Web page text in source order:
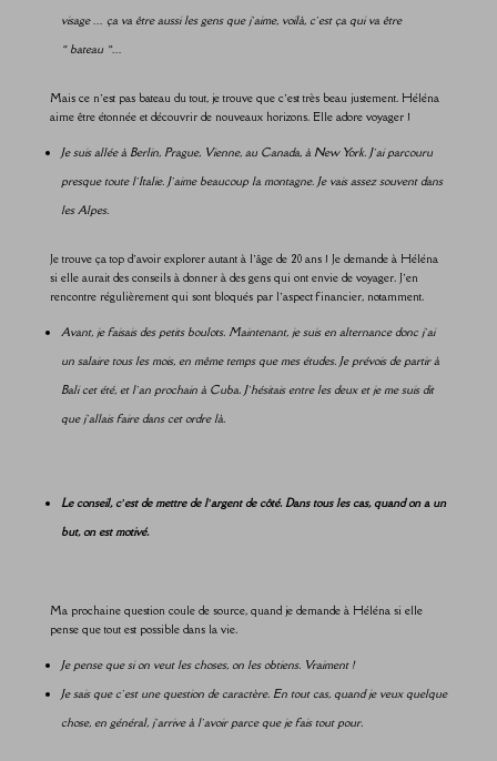
visage … ça va être aussi les gens que j’aime, voilà, c’est ça qui va être
« bateau »…
Mais ce n’est pas bateau du tout, je trouve que c’est très beau justement. Héléna
aime être étonnée et découvrir de nouveaux horizons. Elle adore voyager !
Je suis allée à Berlin, Prague, Vienne, au Canada, à New York. J’ai parcouru
presque toute l’Italie. J’aime beaucoup la montagne. Je vais assez souvent dans
les Alpes.
Je trouve ça top d’avoir explorer autant à l’âge de 20 ans ! Je demande à Héléna
si elle aurait des conseils à donner à des gens qui ont envie de voyager. J’en
rencontre régulièrement qui sont bloqués par l’aspect financier, notamment.
Avant, je faisais des petits boulots. Maintenant, je suis en alternance donc j’ai
un salaire tous les mois, en même temps que mes études. Je prévois de partir à
Bali cet été, et l’an prochain à Cuba. J’hésitais entre les deux et je me suis dit
que j’allais faire dans cet ordre là.
Le conseil, c’est de mettre de l’argent de côté. Dans tous les cas, quand on a un
but, on est motivé.
Ma prochaine question coule de source, quand je demande à Héléna si elle
pense que tout est possible dans la vie.
Je pense que si on veut les choses, on les obtiens. Vraiment !
Je sais que c’est une question de caractère. En tout cas, quand je veux quelque
chose, en général, j’arrive à l’avoir parce que je fais tout pour.